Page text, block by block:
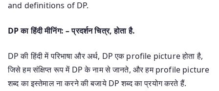
and definitions of DP.
DP का हिंदी मीनिंग: – प्रदर्शन चित्र, होता है.
DP की हिंदी में परिभाषा और अर्थ, DP एक profile picture होता है,
जिसे हम संक्षिप्त रूप में DP के नाम से जानते, और हम profile picture
शब्द का इस्तेमाल ना करने की बजाये DP शब्द का प्रयोग करते हैं.